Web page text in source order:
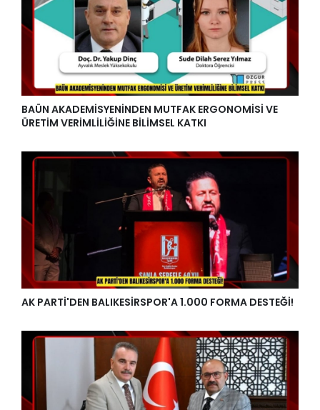
BAÜN AKADEMİSYENİNDEN MUTFAK ERGONOMİSİ VE
ÜRETİM VERİMLİLİĞİNE BİLİMSEL KATKI
AK PARTİ'DEN BALIKESİRSPOR'A 1.000 FORMA DESTEĞİ!